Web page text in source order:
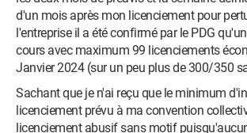
d'un mois après mon licenciement pour
l'entreprise il a été confirmé par le PDG
cours avec maximum 99 licenciements
Janvier 2024 (sur un peu plus de 300/350
Sachant que je n'ai reçu que le minimum
licenciement prévu à ma convention
licenciement abusif sans motif